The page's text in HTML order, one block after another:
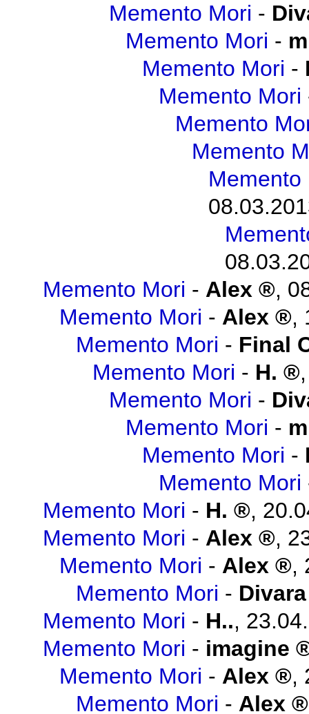
Memento Mori -
Memento Mori -
Memento Mori -
Memento Mori
Memento
Memento
Memento
Memento Mori - Alex ,
Memento Mori - Alex ,
Memento Mori - Final
Memento Mori - H.
Memento Mori -
Memento Mori -
Memento Mori -
Memento Mori
Memento Mori - H. ,
Memento Mori - Alex ,
Memento Mori - Alex ,
Memento Mori - Divara
Memento Mori - H..,
Memento Mori - imagine
Memento Mori - Alex ,
Memento Mori - Alex